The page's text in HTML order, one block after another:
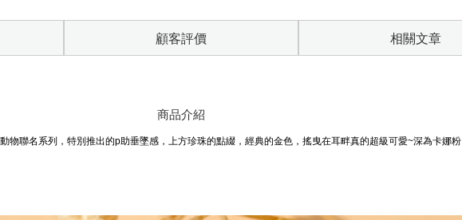
顧客評價 相關文章
商品介紹
物聯名系列，特別推出的p助垂墜感，上方珍珠的點綴，經典的金色，搖曳在耳畔真的超級可愛~深為卡娜粉